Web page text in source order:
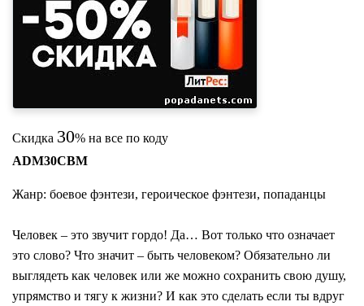
Скидка 30% на все по коду
ADM30CBM
Жанр: боевое фэнтези, героическое фэнтези, попаданцы
Человек – это звучит гордо! Да… Вот только что означает
это слово? Что значит – быть человеком? Обязательно ли
выглядеть как человек или же можно сохранить свою душу,
упрямство и тягу к жизни? И как это сделать если ты вдруг